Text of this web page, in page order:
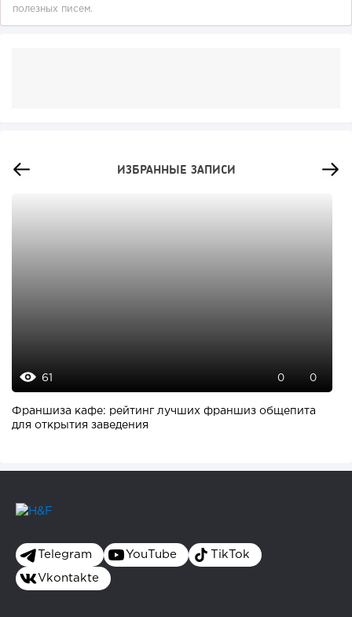
полезных писем.
ИЗБРАННЫЕ ЗАПИСИ
61 0 0
Франшиза кафе: рейтинг лучших франшиз общепита
для открытия заведения
Telegram YouTube TikTok
Vkontakte